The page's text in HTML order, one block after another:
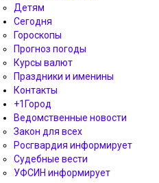
Детям
Сегодня
Гороскопы
Прогноз погоды
Курсы валют
Праздники и именины
Контакты
+1Город
Ведомственные новости
Закон для всех
Росгвардия информирует
Судебные вести
УФСИН информирует